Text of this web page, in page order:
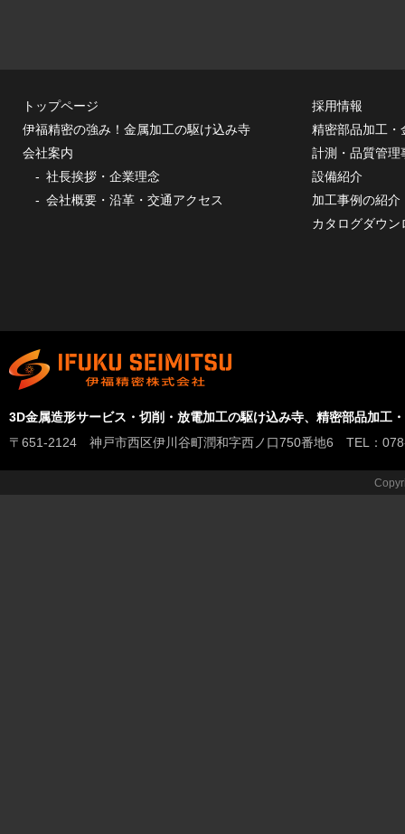
トップページ
伊福精密の強み！金属加工の駆け込み寺
会社案内
社長挨拶・企業理念
会社概要・沿革・交通アクセス
採用情報
精密部品加工・
計測・品質管理
設備紹介
加工事例の紹介
カタログダウン
3D金属造形サービス・切削・放電加工の駆け込み寺、精密部品加工
〒651-2124 神戸市西区伊川谷町潤和字西ノ口750番地6 TEL：